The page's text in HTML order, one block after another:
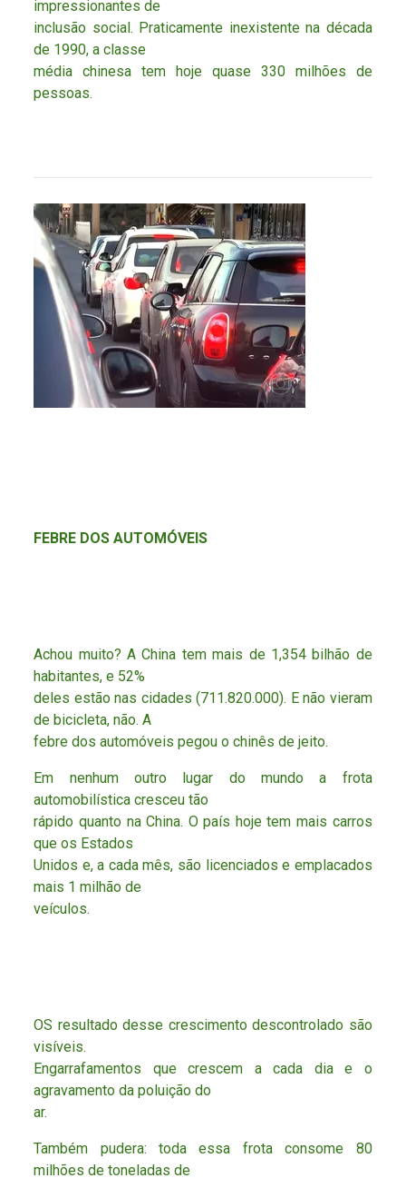
impressionantes de
inclusão social. Praticamente inexistente na década
de 1990, a classe
média chinesa tem hoje quase 330 milhões de
pessoas.
FEBRE DOS AUTOMÓVEIS
Achou muito? A China tem mais de 1,354 bilhão de
habitantes, e 52%
deles estão nas cidades (711.820.000). E não vieram
de bicicleta, não. A
febre dos automóveis pegou o chinês de jeito.
Em nenhum outro lugar do mundo a frota
automobilística cresceu tão
rápido quanto na China. O país hoje tem mais carros
que os Estados
Unidos e, a cada mês, são licenciados e emplacados
mais 1 milhão de
veículos.
OS resultado desse crescimento descontrolado são
visíveis.
Engarrafamentos que crescem a cada dia e o
agravamento da poluição do
ar.
Também pudera: toda essa frota consome 80
milhões de toneladas de